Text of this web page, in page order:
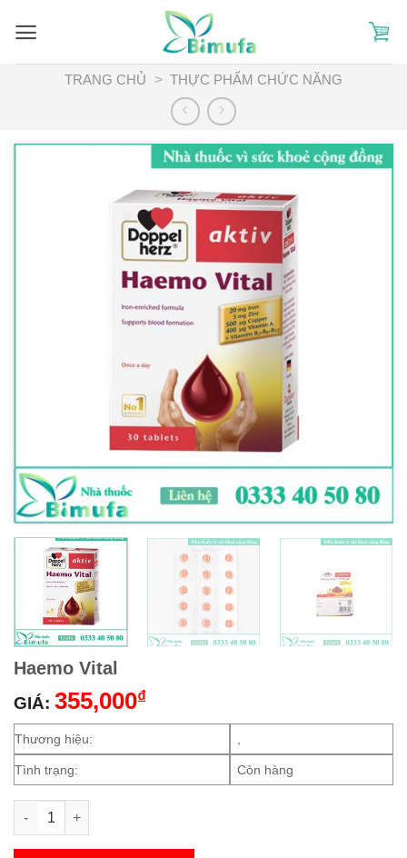
TRANG CHỦ
> THỰC PHẨM CHỨC NĂNG
Haemo Vital
GIÁ: 355,000₫
Thương hiệu: ,
Tình trạng: Còn hàng